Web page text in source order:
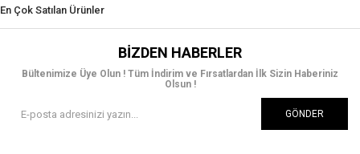
En Çok Satılan Ürünler
BIZDEN HABERLER
Bültenimize Üye Olun ! Tüm İndirim ve Fırsatlardan İlk Sizin Haberiniz
Olsun !
GÖNDER